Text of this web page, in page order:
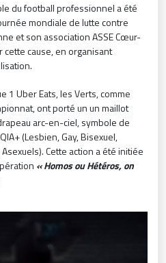
du football professionnel a été
mondiale de lutte contre
et son association ASSE Cœur-
cause, en organisant
1 Uber Eats, les Verts, comme
ont porté un un maillot
arc-en-ciel, symbole de
(Lesbien, Gay, Bisexuel,
Cette action a été initiée
« Homos ou Hétéros, on